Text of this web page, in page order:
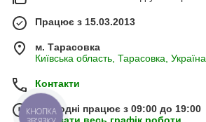
Працює з 15.03.2013
м. Тарасовка
Київська область, Тарасовка, Україна
Контакти
Сьогодні працює з 09:00 до 19:00
Показати весь графік роботи
КНОПКА